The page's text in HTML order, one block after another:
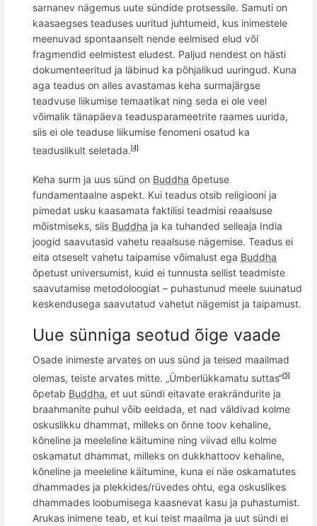
sarnanev nägemus uute sündide protsessile. Samuti on
kaasaegses teaduses uuritud juhtumeid, kus inimestele
meenuvad spontaanselt nende eelmised elud või
fragmendid eelmistest eludest. Paljud nendest on hästi
dokumenteeritud ja läbinud ka põhjalikud uuringud. Kuna
aga teadus on alles avastamas keha surmajärgse
teadvuse liikumise temaatikat ning seda ei ole veel
võimalik tänapäeva teadusparameetrite raames uurida,
siis ei ole teaduse liikumise fenomeni osatud ka
teaduslikult seletada. [4]
Keha surm ja uus sünd on Buddha õpetuse
fundamentaalne aspekt. Kui teadus otsib religiooni ja
pimedat usku kaasamata faktilisi teadmisi reaalsuse
mõistmiseks, siis Buddha ja ka tuhanded selleaja India
joogid saavutasid vahetu reaalsuse nägemise. Teadus ei
eita otseselt vahetu taipamise võimalust ega Buddha
õpetust universumist, kuid ei tunnusta sellist teadmiste
saavutamise metodoloogiat – puhastunud meele suunatud
keskendusega saavutatud vahetut nägemist ja taipamust.
Uue sünniga seotud õige vaade
Osade inimeste arvates on uus sünd ja teised maailmad
olemas, teiste arvates mitte. „Ümberlükkamatu suttas“[5]
õpetab Buddha, et uut sündi eitavate erakrändurite ja
braahmanite puhul võib eeldada, et nad väldivad kolme
oskuslikku dhammat, milleks on õnne toov kehaline,
kõneline ja meeleline käitumine ning viivad ellu kolme
oskamatut dhammat, milleks on dukkhattoov kehaline,
kõneline ja meeleline käitumine, kuna ei näe oskamatutes
dhammades ja plekkides/rüvedes ohtu, ega oskuslikes
dhammades loobumisega kaasnevat kasu ja puhastumist.
Arukas inimene teab, et kui teist maailma ja uut sündi ei